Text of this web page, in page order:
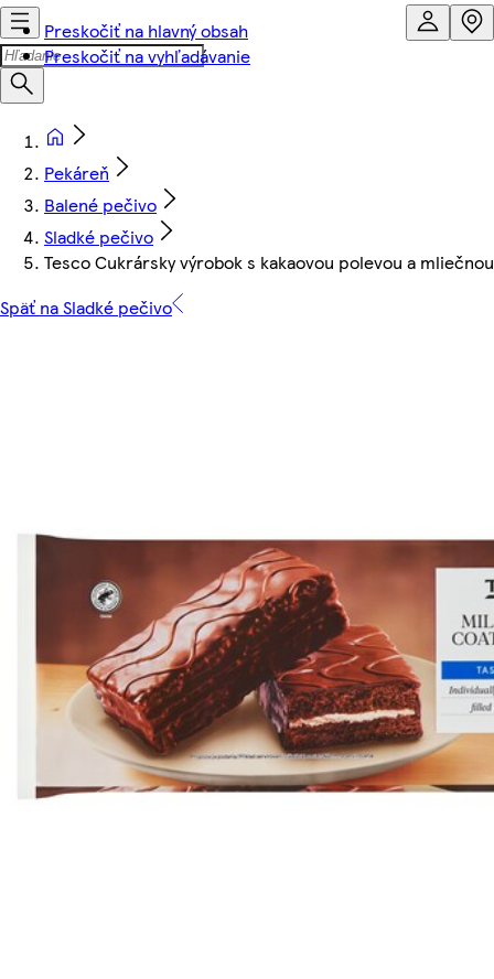
Preskočiť na hlavný obsah
Preskočiť na vyhľadávanie
Pekáreň
Balené pečivo
Sladké pečivo
Tesco Cukrársky výrobok s kakaovou polevou a
Späť na Sladké pečivo